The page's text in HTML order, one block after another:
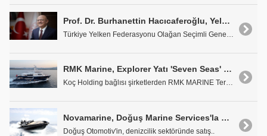
Prof. Dr. Burhanettin Hacıcaferoğlu, Yelken Federasyonu'na Başkan Adayı Oldu
Türkiye Yelken Federasyonu Olağan Seçimli Genel Ku..
RMK Marine, Explorer Yatı 'Seven Seas' Monako Yolunda
Koç Holding bağlısı şirketlerden RMK MARINE Tersan..
Novamarine, Doğuş Marine Services'la Türkiye'de
Doğuş Otomotiv'in, denizcilik sektöründe satış..